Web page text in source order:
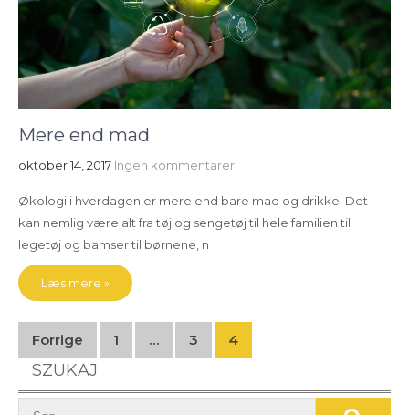
Mere end mad
oktober 14, 2017 Ingen kommentarer
Økologi i hverdagen er mere end bare mad og drikke. Det
kan nemlig være alt fra tøj og sengetøj til hele familien til
legetøj og bamser til børnene, n
Læs mere »
Indlægsinddeling
Forrige 1 … 3 4
SZUKAJ